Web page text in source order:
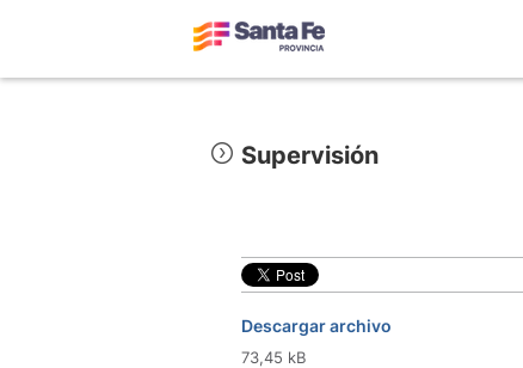
Supervisión
Descargar archivo
73,45 kB